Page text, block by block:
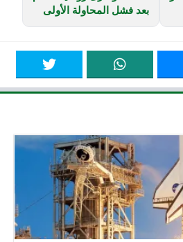
بعد فشل المحاولة الأولى